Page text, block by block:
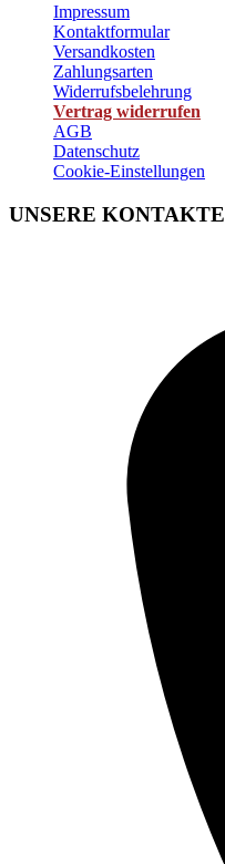
Impressum
Kontaktformular
Versandkosten
Zahlungsarten
Widerrufsbelehrung
Vertrag widerrufen
AGB
Datenschutz
Cookie-Einstellungen
UNSERE KONTAKTE